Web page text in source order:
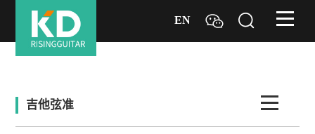
EN
吉他弦准